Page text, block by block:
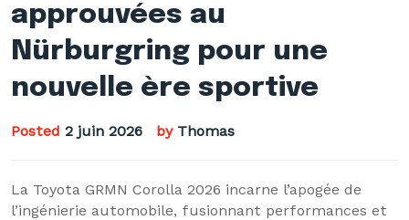
approuvées au
Nürburgring pour une
nouvelle ère sportive
Posted 2 juin 2026 by Thomas
La Toyota GRMN Corolla 2026 incarne l’apogée de
l’ingénierie automobile, fusionnant performances et